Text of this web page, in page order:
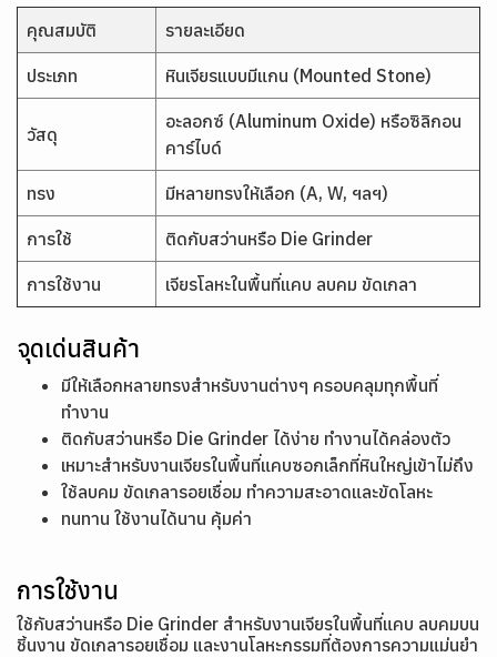
คุณสมบัติ รายละเอียด
ประเภท หินเจียรแบบมีแกน (Mounted Stone)
วัสดุ
อะลอกซ์ (Aluminum Oxide) หรือซิลิกอน
คาร์ไบด์
ทรง มีหลายทรงให้เลือก (A, W, ฯลฯ)
การใช้ ติดกับสว่านหรือ Die Grinder
การใช้งาน เจียรโลหะในพื้นที่แคบ ลบคม ขัดเกลา
จุดเด่นสินค้า
มีให้เลือกหลายทรงสำหรับงานต่างๆ ครอบคลุมทุกพื้นที่
ทำงาน
ติดกับสว่านหรือ Die Grinder ได้ง่าย ทำงานได้คล่องตัว
เหมาะสำหรับงานเจียรในพื้นที่แคบซอกเล็กที่หินใหญ่เข้าไม่ถึง
ใช้ลบคม ขัดเกลารอยเชื่อม ทำความสะอาดและขัดโลหะ
ทนทาน ใช้งานได้นาน คุ้มค่า
การใช้งาน
ใช้กับสว่านหรือ Die Grinder สำหรับงานเจียรในพื้นที่แคบ ลบคมบน
ชิ้นงาน ขัดเกลารอยเชื่อม และงานโลหะกรรมที่ต้องการความแม่นยำ